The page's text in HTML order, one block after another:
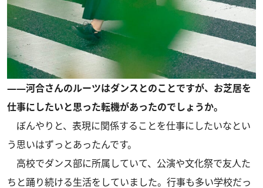
――河合さんのルーツはダンスとのことですが、お芝居を
仕事にしたいと思った転機があったのでしょうか。
ぼんやりと、表現に関係することを仕事にしたいなとい
う思いはずっとあったんです。
高校でダンス部に所属していて、公演や文化祭で友人た
ちと踊り続ける生活をしていました。行事も多い学校だっ